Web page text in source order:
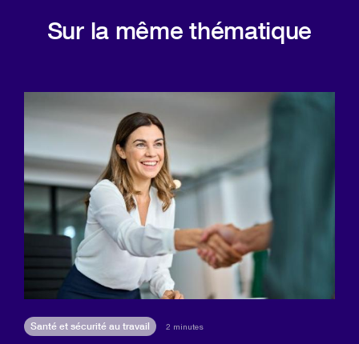
Sur la même thématique
Santé et sécurité au travail 2 minutes